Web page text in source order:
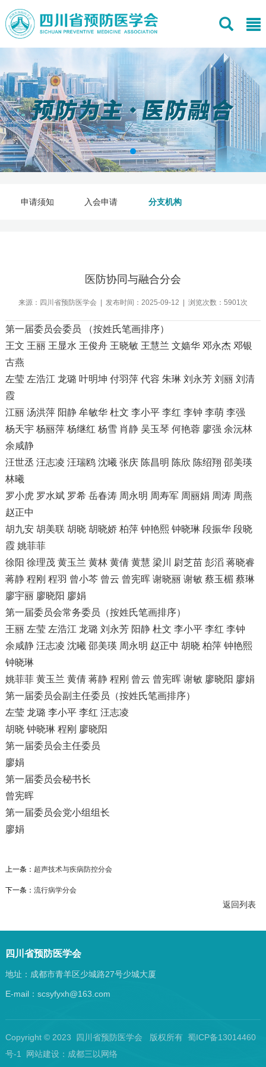
申请须知 入会申请 分支机构
医防协同与融合分会
来源：四川省预防医学会 | 发布时间：2025-09-12 | 浏览次数：5901次
第一届委员会委员 （按姓氏笔画排序）
王文 王丽 王显水 王俊舟 王晓敏 王慧兰 文嫱华 邓永杰 邓银
古燕
左莹 左浩江 龙璐 叶明坤 付羽萍 代容 朱琳 刘永芳 刘丽 刘清
霞
江丽 汤洪萍 阳静 牟敏华 杜文 李小平 李红 李钟 李萌 李强
杨天宇 杨丽萍 杨继红 杨雪 肖静 吴玉琴 何艳蓉 廖强 余沅林
余咸静
汪世丞 汪志凌 汪瑞鸥 沈曦 张庆 陈昌明 陈欣 陈绍翔 邵美瑛
林曦
罗小虎 罗水斌 罗希 岳春涛 周永明 周寿军 周丽娟 周涛 周燕
赵正中
胡九安 胡美联 胡晓 胡晓娇 柏萍 钟艳熙 钟晓琳 段振华 段晓
霞 姚菲菲
徐阳 徐理茂 黄玉兰 黄林 黄倩 黄慧 梁川 尉芝苗 彭滔 蒋晓睿
蒋静 程刚 程羽 曾小芩 曾云 曾宪晖 谢晓丽 谢敏 蔡玉楣 蔡琳
廖宇丽 廖晓阳 廖娟
第一届委员会常务委员（按姓氏笔画排序）
王丽 左莹 左浩江 龙璐 刘永芳 阳静 杜文 李小平 李红 李钟
余咸静 汪志凌 沈曦 邵美瑛 周永明 赵正中 胡晓 柏萍 钟艳熙
钟晓琳
姚菲菲 黄玉兰 黄倩 蒋静 程刚 曾云 曾宪晖 谢敏 廖晓阳 廖娟
第一届委员会副主任委员（按姓氏笔画排序）
左莹 龙璐 李小平 李红 汪志凌
胡晓 钟晓琳 程刚 廖晓阳
第一届委员会主任委员
廖娟
第一届委员会秘书长
曾宪晖
第一届委员会党小组组长
廖娟
上一条： 超声技术与疾病防控分会
下一条： 流行病学分会
返回列表
四川省预防医学会
地址：成都市青羊区少城路27号少城大厦
E-mail：scsyfyxh@163.com
Copyright © 2023 四川省预防医学会 版权所有 蜀ICP备13014460
号-1 网站建设： 成都三以网络